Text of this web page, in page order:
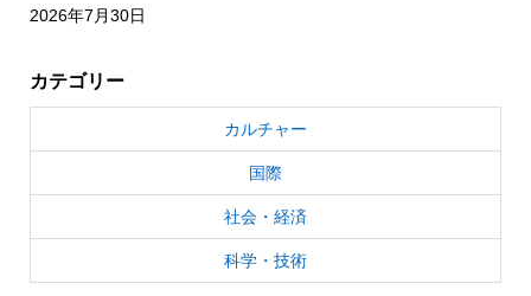
2026年7月30日
カテゴリー
カルチャー
国際
社会・経済
科学・技術